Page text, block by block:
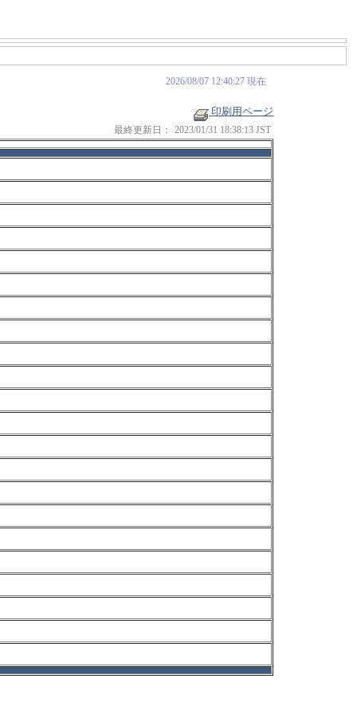
2026/08/07 12:40:27 現在
印刷用ページ
最終更新日： 2023/01/31 18:38:13 JST